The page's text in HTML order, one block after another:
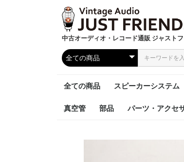
中古オーディオ・レコード通販 ジャスト
全ての商品 スピーカーシステム
真空管 部品 パーツ・アクセ